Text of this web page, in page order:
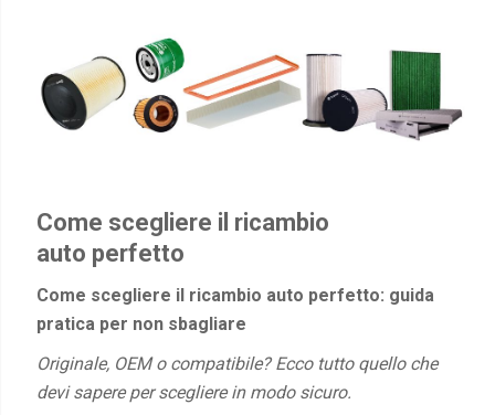
Come scegliere il ricambio
auto perfetto
Come scegliere il ricambio auto perfetto: guida
pratica per non sbagliare
Originale, OEM o compatibile? Ecco tutto quello che
devi sapere per scegliere in modo sicuro.